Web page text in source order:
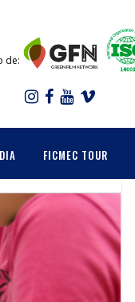
de:
FICMEC TOUR